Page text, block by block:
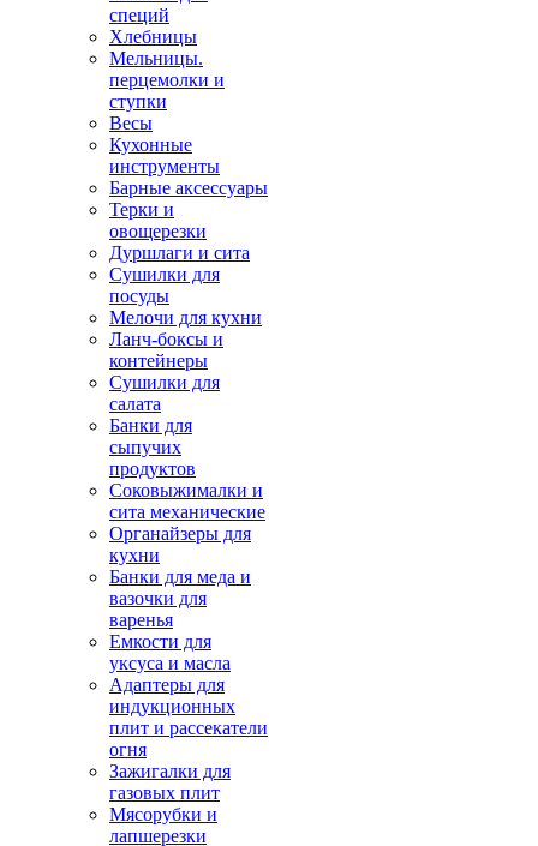
специй
Хлебницы
Мельницы.
перцемолки и
ступки
Весы
Кухонные
инструменты
Барные аксессуары
Терки и
овощерезки
Дуршлаги и сита
Сушилки для
посуды
Мелочи для кухни
Ланч-боксы и
контейнеры
Сушилки для
салата
Банки для
сыпучих
продуктов
Соковыжималки и
сита механические
Органайзеры для
кухни
Банки для меда и
вазочки для
варенья
Емкости для
уксуса и масла
Адаптеры для
индукционных
плит и рассекатели
огня
Зажигалки для
газовых плит
Мясорубки и
лапшерезки